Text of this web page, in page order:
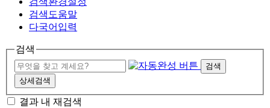
검색도움말
다국어입력
검색
검색
상세검색
결과 내 재검색